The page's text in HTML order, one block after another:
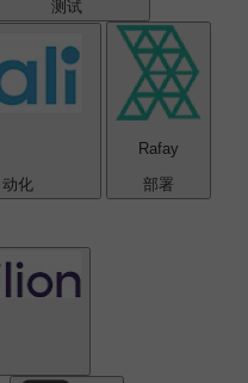
测试
化
Rafay
部署